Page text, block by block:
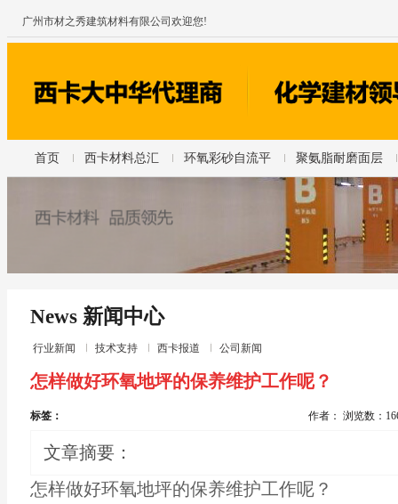
广州市材之秀建筑材料有限公司欢迎您!
首页 西卡材料总汇 环氧彩砂自流平 聚氨脂耐磨面层
News 新闻中心
行业新闻 技术支持 西卡报道 公司新闻
怎样做好环氧地坪的保养维护工作呢？
标签： 作者： 浏览数：
文章摘要：
怎样做好环氧地坪的保养维护工作呢？